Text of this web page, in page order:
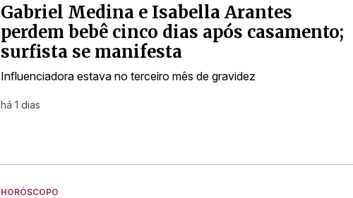
Gabriel Medina e Isabella Arantes
perdem bebê cinco dias após casamento;
surfista se manifesta
Influenciadora estava no terceiro mês de gravidez
há 1 dias
HORÓSCOPO